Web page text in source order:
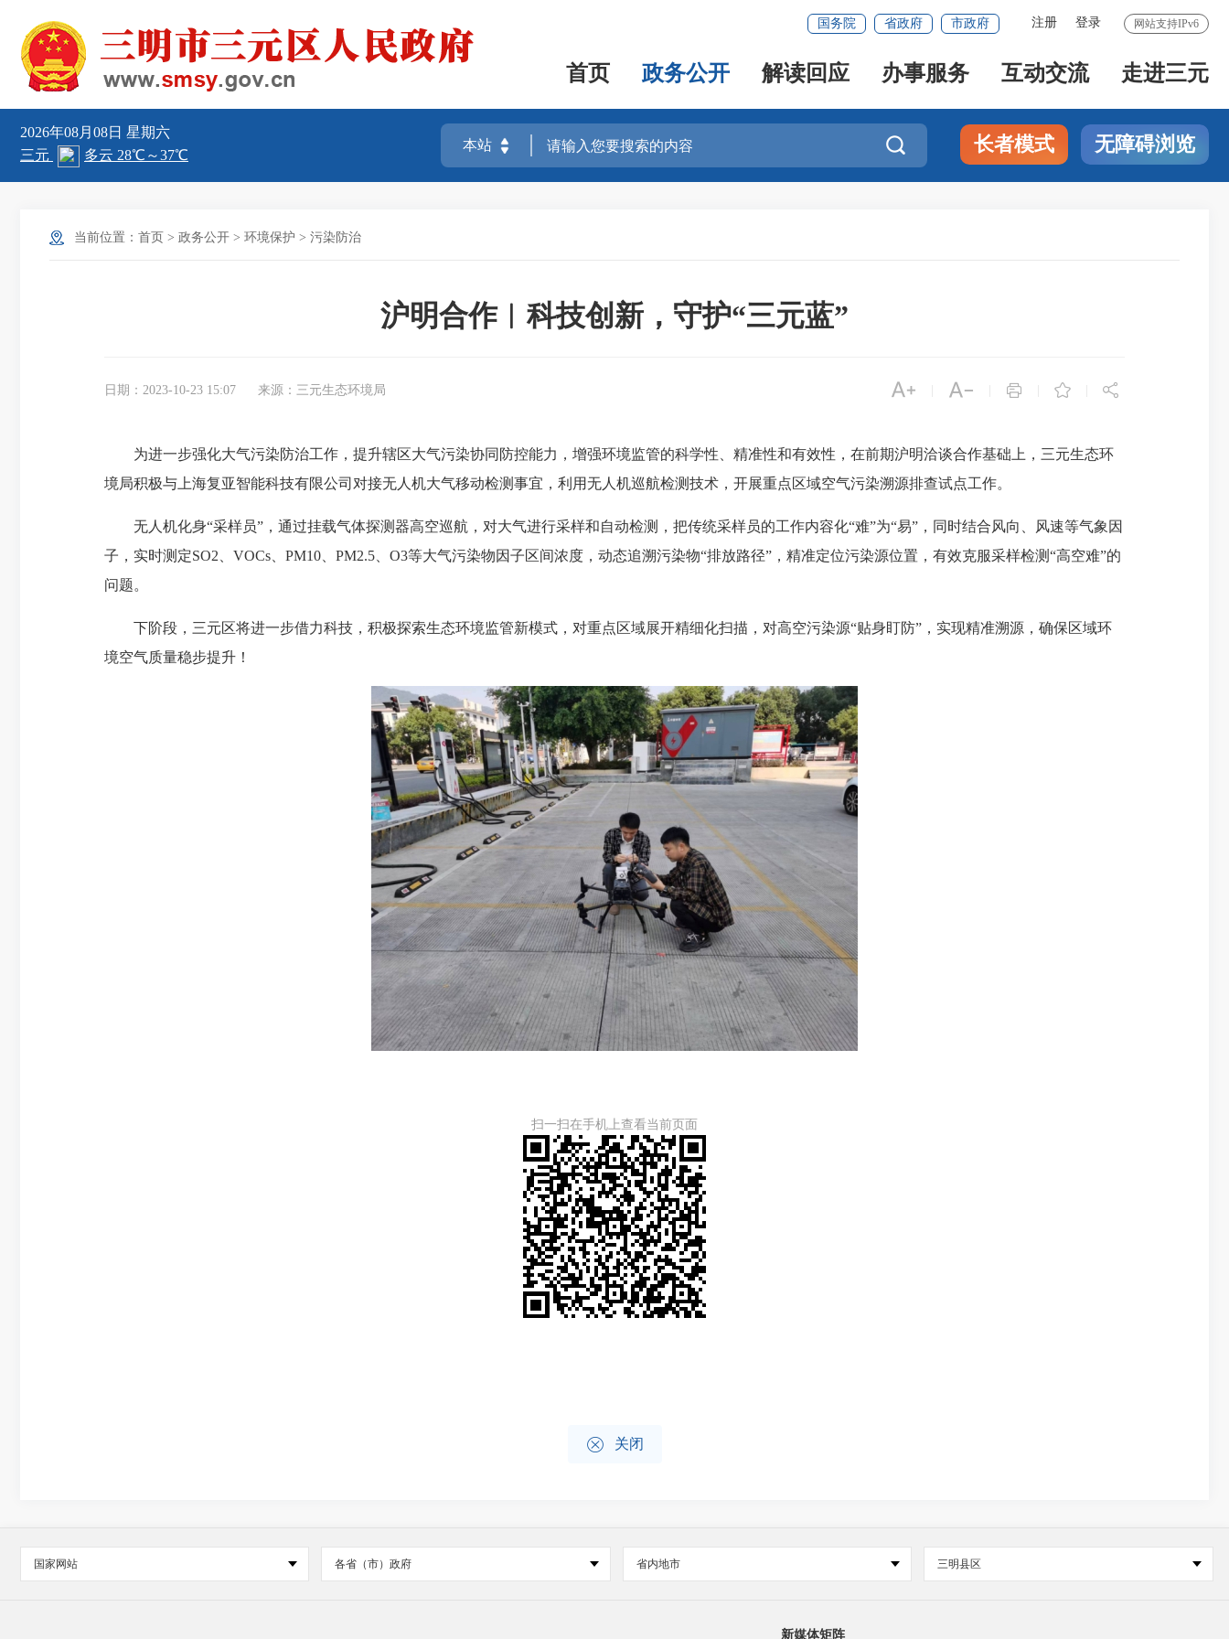
网站支持IPv6
注册 登录
国务院 省政府 市政府
首页 政务公开 解读回应 办事服务 互动交流 走进三元
2026年08月08日 星期六
 长者模式 无障碍浏览
当前位置： 首页 > 政务公开 > 环境保护 > 污染防治
沪明合作︳科技创新，守护“三元蓝”
日期：2023-10-23 15:07 来源：三元生态环境局     
为进一步强化大气污染防治工作，提升辖区大气污染协同防控能力，增强环境监管的科学性、精准性和有效性，在前期沪明洽谈合作基础上，三元生态环
境局积极与上海复亚智能科技有限公司对接无人机大气移动检测事宜，利用无人机巡航检测技术，开展重点区域空气污染溯源排查试点工作。
无人机化身“采样员”，通过挂载气体探测器高空巡航，对大气进行采样和自动检测，把传统采样员的工作内容化“难”为“易”，同时结合风向、风速等气象因
子，实时测定SO2、VOCs、PM10、PM2.5、O3等大气污染物因子区间浓度，动态追溯污染物“排放路径”，精准定位污染源位置，有效克服采样检测“高空难”的
问题。
下阶段，三元区将进一步借力科技，积极探索生态环境监管新模式，对重点区域展开精细化扫描，对高空污染源“贴身盯防”，实现精准溯源，确保区域环
境空气质量稳步提升！
扫一扫在手机上查看当前页面
 关闭
国家网站 各省（市）政府 省内地市 三明县区
新媒体矩阵